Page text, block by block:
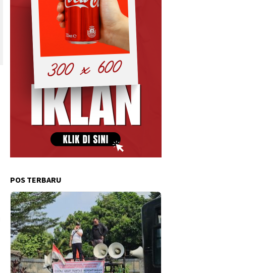
POS TERBARU